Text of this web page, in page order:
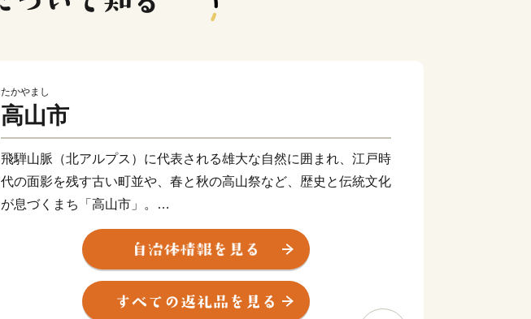
たかやまし
高山市
飛騨山脈（北アルプス）に代表される雄大な自然に囲まれ、江戸時
代の面影を残す古い町並や、春と秋の高山祭など、歴史と伝統文化
が息づくまち「高山市」。
飛騨高山温泉や奥飛騨温泉郷などの温泉と、飛騨牛や日本酒などの
グルメも充実しています。